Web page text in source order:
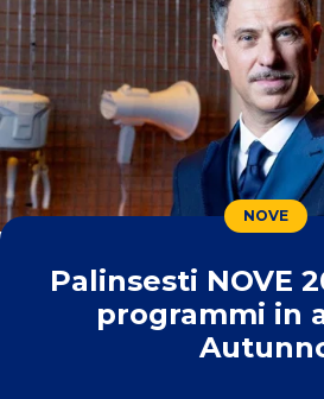
NOVE
Palinsesti NOVE
programmi in